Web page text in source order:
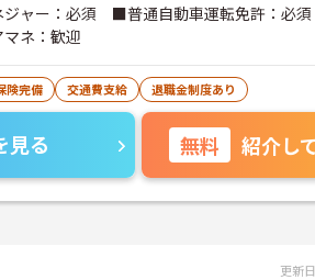
ャー：必須 ■普通自動車運転免許：必
ネ：歓迎
険完備 交通費支給 退職金制度あり
見る 無料 紹介し
更新